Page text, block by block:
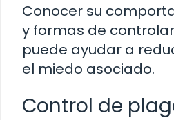
Conocer su
y formas de
puede ayudar a
el miedo asociado.
Control de